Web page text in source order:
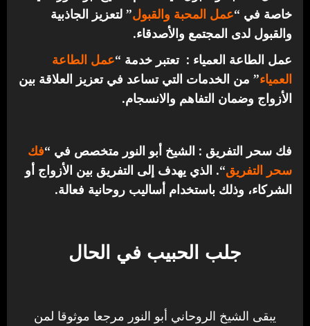
خاصة في “عمل المحبة والقبول” لتعزيز الجاذبية
والقبول لدى المجتمع والأصدقاء.
عمل الطاعة العمياء : تعتبر خدمة “عمل الطاعة
العمياء” من الخدمات التي تساعد في تعزيز العلاقة بين
الأزواج وضمان التفاهم والانسجام.
فك سحر التفريق : الشيخ أبو النور متخصص في “فك
سحر التفريق“. الذي يهدف إلى التفريق بين الأزواج أو
الشركاء، وذلك باستخدام أساليب روحانية فعالة.
جلب الحبيب في الحال
يبقى الشيخ الروحاني أبو النور مرجعا موثوقا لمن